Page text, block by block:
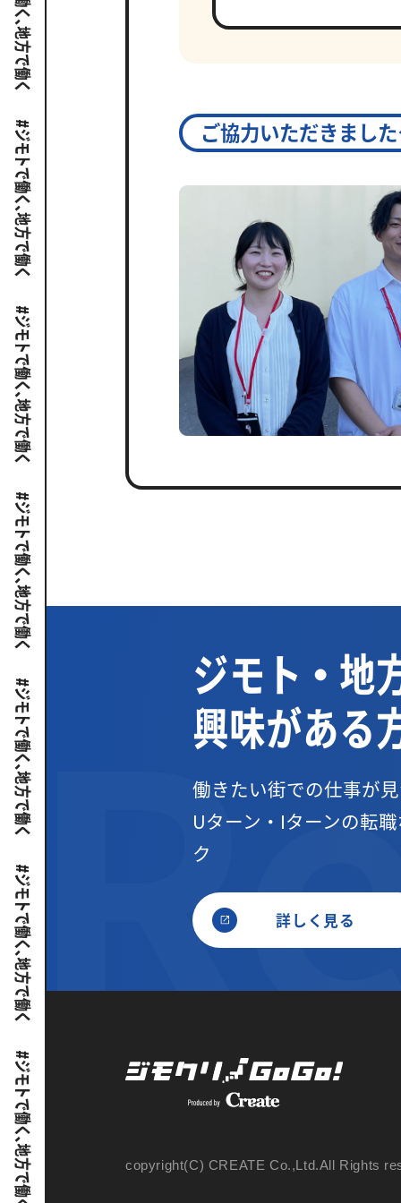
ご協力いただきました
ジモト・地
興味がある
働きたい街での仕事が
Uターン・Iターンの転
ク
詳しく見る
copyright(C) CREATE Co.,Ltd.All Rights